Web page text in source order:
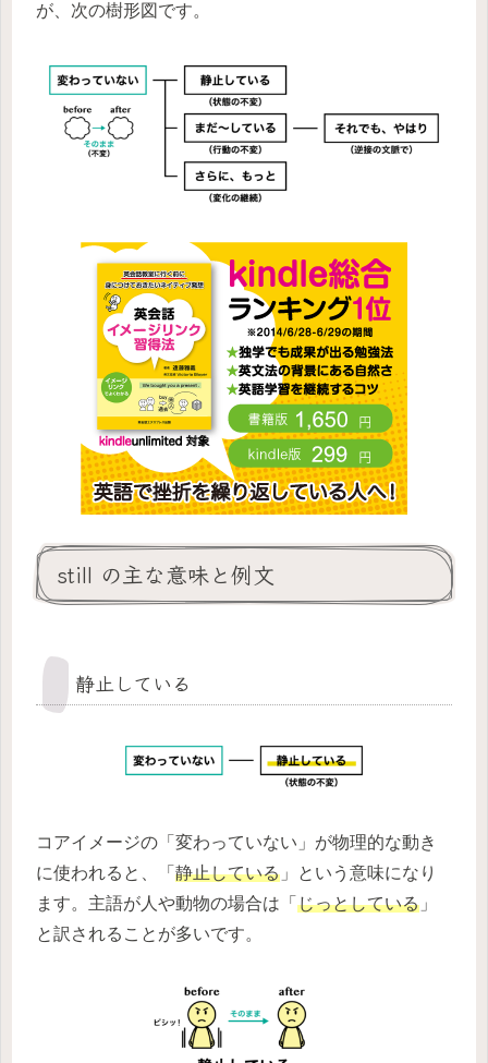
が、次の樹形図です。
still の主な意味と例文
静止している
コアイメージの「変わっていない」が物理的な動き
に使われると、「 静止している 」という意味になり
ます。主語が人や動物の場合は「 じっとしている 」
と訳されることが多いです。